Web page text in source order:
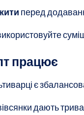
перед
працює
є
дають